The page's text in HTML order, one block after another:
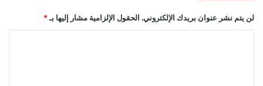
لن يتم نشر عنوان بريدك الإلكتروني. الحقول الإلزامية مشار إليها بـ *